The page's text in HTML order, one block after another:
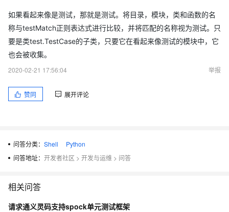
如果看起来像是测试，那就是测试。将目录，模块，类和函数的名
称与testMatch正则表达式进行比较，并将匹配的名称视为测试。只
要是类test.TestCase的子类，只要它在看起来像测试的模块中，它
也会被收集。
2020-02-21 17:56:04
举报
赞同 展开评论
问答分类： Shell
Python
问答地址： 开发者社区 > 开发与运维 > 问答
相关问答
请求通义灵码支持spock单元测试框架